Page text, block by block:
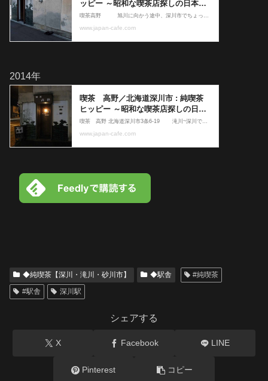
2014年
◆純喫茶【深川・滝川・砂川市】 ◆駅舎
#純喫茶
#駅舎
深川駅
シェアする
X Facebook LINE
Pinterest コピー